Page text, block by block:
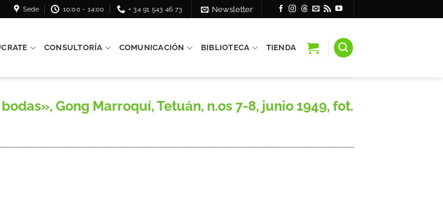
Sede 10:00 - 14:00 + 34 91 543 46 73 Newsletter
CONSULTORÍA COMUNICACIÓN BIBLIOTECA TIENDA
Gong Marroquí, Tetuán, n.os 7-8, junio 1949, fot.